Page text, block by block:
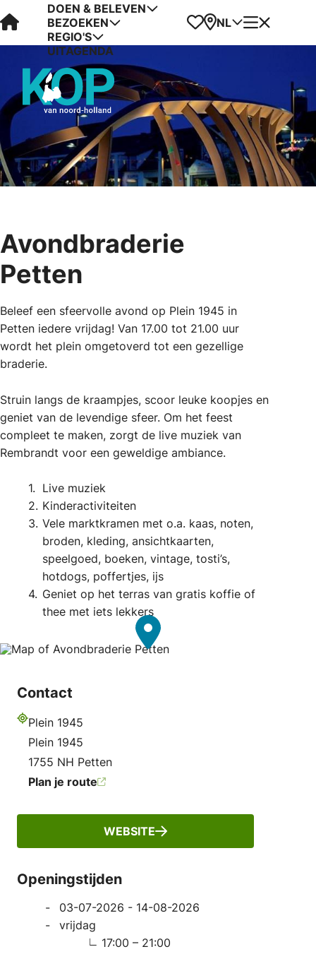
Visit Kop van Holland
DOEN & BELEVEN
BEZOEKEN
REGIO'S
UITAGENDA
Favorieten
Kaart
NL Menu
Avondbraderie
Petten
Beleef een sfeervolle avond op Plein 1945 in
Petten iedere vrijdag! Van 17.00 tot 21.00 uur
wordt het plein omgetoverd tot een gezellige
braderie.
Struin langs de kraampjes, scoor leuke koopjes en
geniet van de levendige sfeer. Om het feest
compleet te maken, zorgt de live muziek van
Rembrandt voor een geweldige ambiance.
Live muziek
Kinderactiviteiten
Vele marktkramen met o.a. kaas, noten,
broden, kleding, ansichtkaarten,
speelgoed, boeken, vintage, tosti’s,
hotdogs, poffertjes, ijs
Geniet op het terras van gratis koffie of
thee met iets lekkers
Contact
Plein 1945
Plein 1945
1755 NH Petten
Plan je route
WEBSITE
Openingstijden
03-07-2026 - 14-08-2026
vrijdag
17:00 – 21:00